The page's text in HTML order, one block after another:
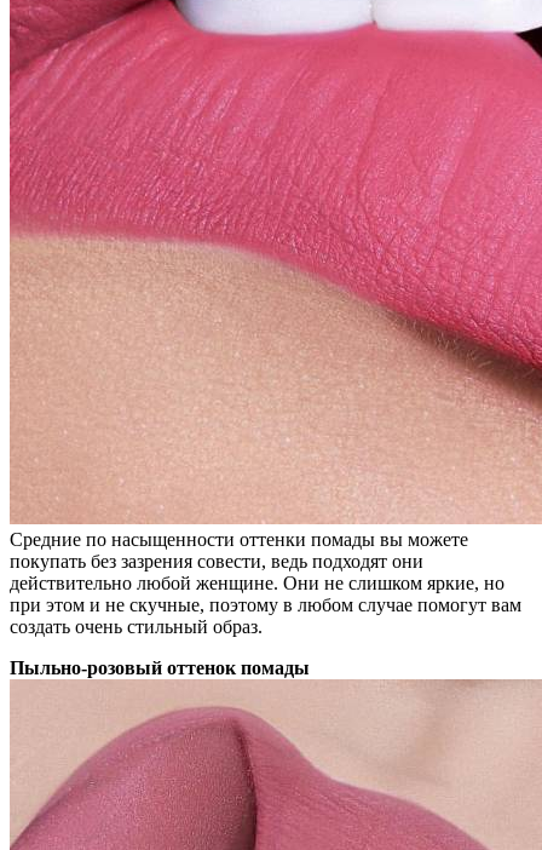
Средние по насыщенности оттенки помады вы можете
покупать без зазрения совести, ведь подходят они
действительно любой женщине. Они не слишком яркие, но
при этом и не скучные, поэтому в любом случае помогут вам
создать очень стильный образ.
Пыльно-розовый оттенок помады